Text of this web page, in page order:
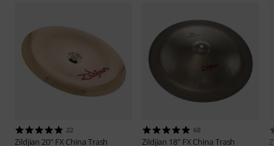
22
Zildjian20" FX China Trash
68
Zildjian 18" FX China Trash